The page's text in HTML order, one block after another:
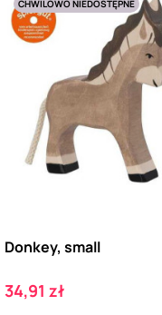
CHWILOWO NIEDOSTĘPNE
Donkey, small
Cena
34,91 zł